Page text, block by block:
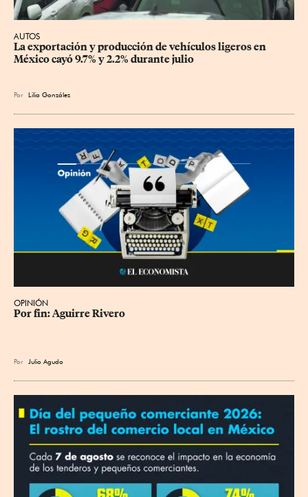
AUTOS
La exportación y producción de vehículos ligeros en
México cayó 9.7% y 2.2% durante julio
Por Lilia González
OPINIÓN
Por fin: Aguirre Rivero
Por Julio Agudo